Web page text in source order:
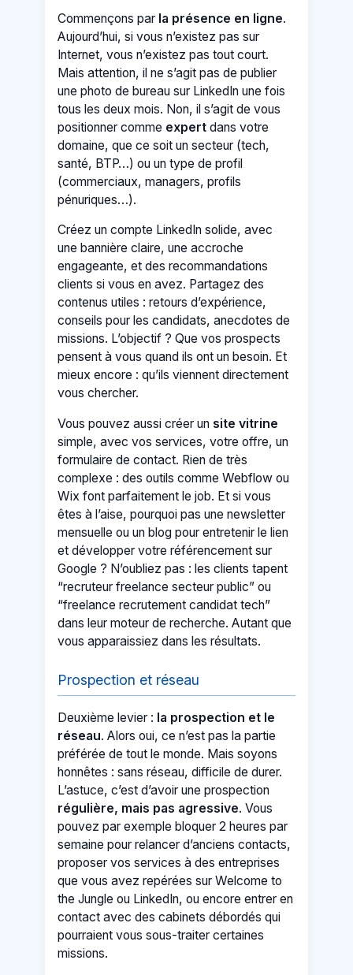
Commençons par la présence en ligne.
Aujourd’hui, si vous n’existez pas sur
Internet, vous n’existez pas tout court.
Mais attention, il ne s’agit pas de publier
une photo de bureau sur LinkedIn une fois
tous les deux mois. Non, il s’agit de vous
positionner comme expert dans votre
domaine, que ce soit un secteur (tech,
santé, BTP…) ou un type de profil
(commerciaux, managers, profils
pénuriques…).
Créez un compte LinkedIn solide, avec
une bannière claire, une accroche
engageante, et des recommandations
clients si vous en avez. Partagez des
contenus utiles : retours d’expérience,
conseils pour les candidats, anecdotes de
missions. L’objectif ? Que vos prospects
pensent à vous quand ils ont un besoin. Et
mieux encore : qu’ils viennent directement
vous chercher.
Vous pouvez aussi créer un site vitrine
simple, avec vos services, votre offre, un
formulaire de contact. Rien de très
complexe : des outils comme Webflow ou
Wix font parfaitement le job. Et si vous
êtes à l’aise, pourquoi pas une newsletter
mensuelle ou un blog pour entretenir le lien
et développer votre référencement sur
Google ? N’oubliez pas : les clients tapent
“recruteur freelance secteur public” ou
“freelance recrutement candidat tech”
dans leur moteur de recherche. Autant que
vous apparaissiez dans les résultats.
Prospection et réseau
Deuxième levier : la prospection et le
réseau. Alors oui, ce n’est pas la partie
préférée de tout le monde. Mais soyons
honnêtes : sans réseau, difficile de durer.
L’astuce, c’est d’avoir une prospection
régulière, mais pas agressive. Vous
pouvez par exemple bloquer 2 heures par
semaine pour relancer d’anciens contacts,
proposer vos services à des entreprises
que vous avez repérées sur Welcome to
the Jungle ou LinkedIn, ou encore entrer en
contact avec des cabinets débordés qui
pourraient vous sous-traiter certaines
missions.